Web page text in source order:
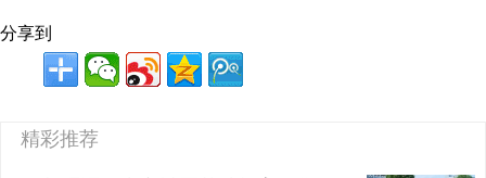
分享到
精彩推荐